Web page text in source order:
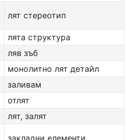
лят стереотип
лята структура
ляв зъб
монолитно лят детайл
заливам
отлят
лят, залят
закладни елементи